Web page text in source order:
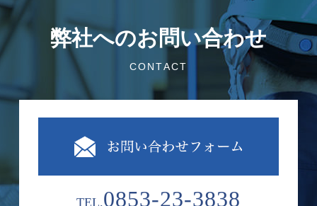
弊社へのお問い合わせ
CONTACT
TEL.0853-23-3838